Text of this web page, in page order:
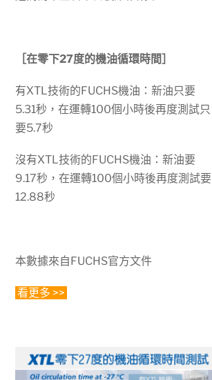
［在零下27度的機油循環時間］
有XTL技術的FUCHS機油：新油只要
5.31秒，在運轉100個小時後再度測試只
要5.7秒
沒有XTL技術的FUCHS機油：新油要
9.17秒，在運轉100個小時後再度測試要
12.88秒
本數據來自FUCHS官方文件
看更多 >>